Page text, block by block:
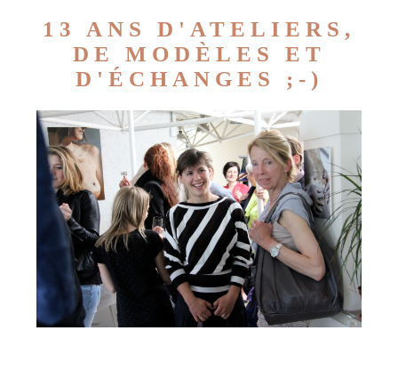
13 ANS D'ATELIERS,
DE MODÈLES ET
D'ÉCHANGES ;-)